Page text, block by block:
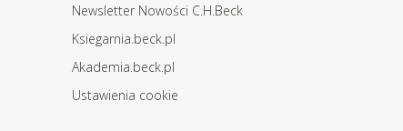
Newsletter Nowości C.H.Beck
Ksiegarnia.beck.pl
Akademia.beck.pl
Ustawienia cookie